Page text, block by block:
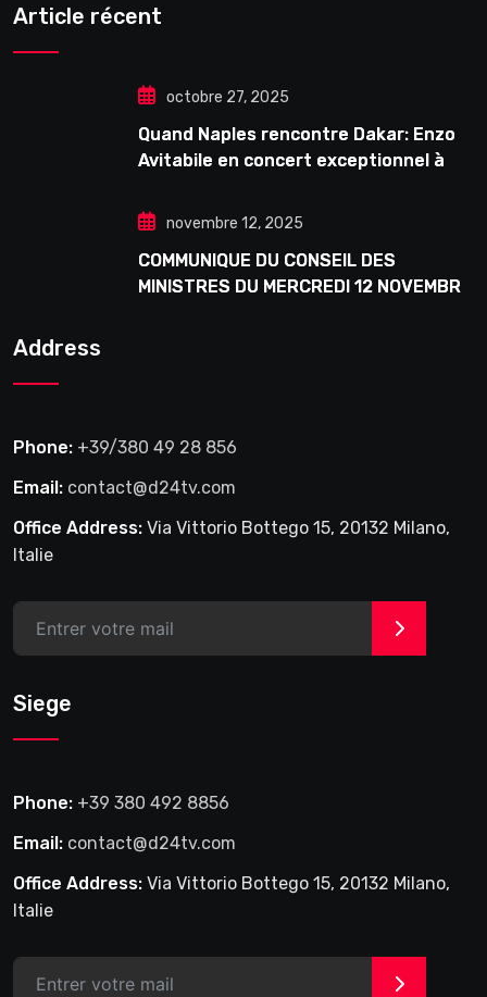
Article récent
octobre 27, 2025
Quand Naples rencontre Dakar: Enzo
Avitabile en concert exceptionnel à
novembre 12, 2025
COMMUNIQUE DU CONSEIL DES
MINISTRES DU MERCREDI 12 NOVEMBRE
Address
Phone: +39/380 49 28 856
Email: contact@d24tv.com
Office Address: Via Vittorio Bottego 15, 20132 Milano,
Italie
>
Siege
Phone: +39 380 492 8856
Email: contact@d24tv.com
Office Address: Via Vittorio Bottego 15, 20132 Milano,
Italie
>